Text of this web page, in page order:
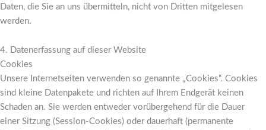
Daten, die Sie an uns übermitteln, nicht von Dritten mitgelesen
werden.
4. Datenerfassung auf dieser Website
Cookies
Unsere Internetseiten verwenden so genannte „Cookies“. Cookies
sind kleine Datenpakete und richten auf Ihrem Endgerät keinen
Schaden an. Sie werden entweder vorübergehend für die Dauer
einer Sitzung (Session-Cookies) oder dauerhaft (permanente